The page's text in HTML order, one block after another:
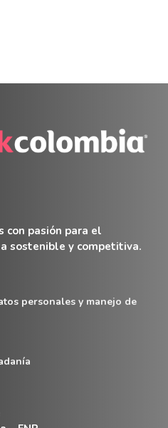
con pasión para el
sostenible y competitiva.
personales y manejo de